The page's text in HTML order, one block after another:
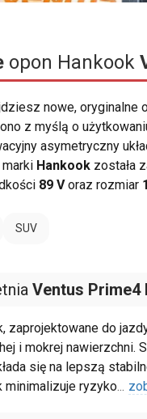
opon Hankook
nowe, oryginalne
z myślą o
asymetryczny
Hankook została
89 Voraz rozmiar
SUV
Ventus Prime4
zaprojektowane do
i mokrej nawierzchni.
się na lepszą
minimalizuje ryzyko...